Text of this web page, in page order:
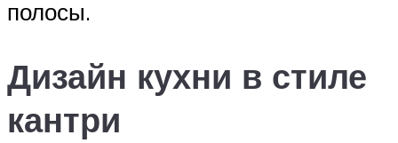
полосы.
Дизайн кухни в стиле
кантри